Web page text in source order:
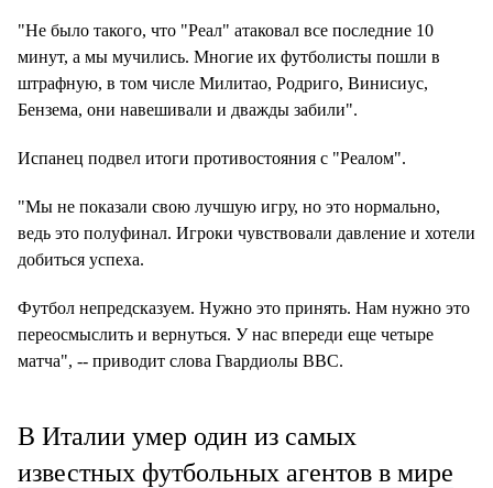
"Не было такого, что "Реал" атаковал все последние 10
минут, а мы мучились. Многие их футболисты пошли в
штрафную, в том числе Милитао, Родриго, Винисиус,
Бензема, они навешивали и дважды забили".
Испанец подвел итоги противостояния с "Реалом".
"Мы не показали свою лучшую игру, но это нормально,
ведь это полуфинал. Игроки чувствовали давление и хотели
добиться успеха.
Футбол непредсказуем. Нужно это принять. Нам нужно это
переосмыслить и вернуться. У нас впереди еще четыре
матча", -- приводит слова Гвардиолы BBC.
В Италии умер один из самых
известных футбольных агентов в мире